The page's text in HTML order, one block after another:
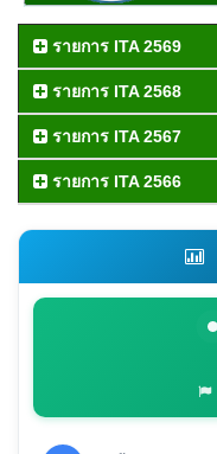
รายการ ITA 2569
รายการ ITA 2568
รายการ ITA 2567
รายการ ITA 2566